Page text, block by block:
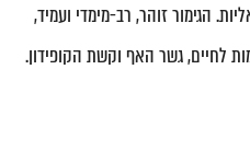
הגימור זוהר, רב-מימדי ועמיד,
לחיים, גשר האף וקשת הקופידון.